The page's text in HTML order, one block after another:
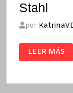
Stahl
por
SIEMPRE
/
LEER MÁS